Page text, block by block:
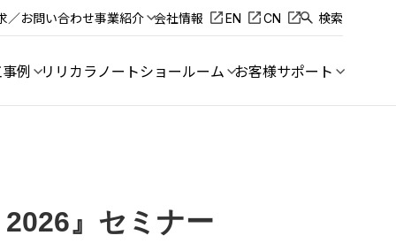
／お問い合わせ事業紹介 会社情報 EN CN 検索
例 リリカラノートショールーム お客様サポート
』セミナー